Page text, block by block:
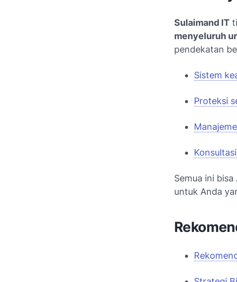
Sulaimand IT
menyeluruh
pendekatan
Sistem
Proteksi
Semua ini
untuk Anda